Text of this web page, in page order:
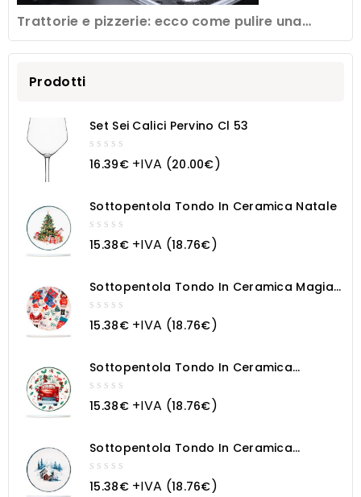
Trattorie e pizzerie: ecco come pulire una
friggitrice professionale
Prodotti
Set Sei Calici Pervino Cl 53
out
16.39€+IVA (20.00€)
Sottopentola Tondo In Ceramica Natale
out
15.38€+IVA (18.76€)
Sottopentola Tondo In Ceramica Magia
Natalizia
out
15.38€+IVA (18.76€)
Sottopentola Tondo In Ceramica
Macchina Natalizia
out
15.38€+IVA (18.76€)
Sottopentola Tondo In Ceramica
Paesaggio Innevato
out
15.38€+IVA (18.76€)